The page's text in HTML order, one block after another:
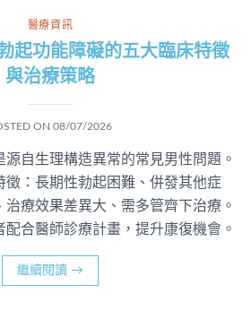
醫療資訊
起功能障礙的五大臨床特徵
與治療策略
ON 08/07/2026
自生理構造異常的常見男性問題。
徵：長期性勃起困難、併發其他症
療效果差異大、需多管齊下治療。
配合醫師診療計畫，提升康復機會。
繼續閱讀 →